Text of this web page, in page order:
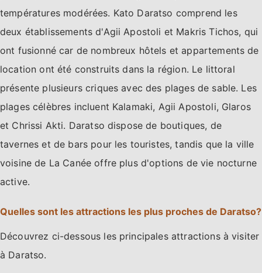
températures modérées. Kato Daratso comprend les
deux établissements d'Agii Apostoli et Makris Tichos, qui
ont fusionné car de nombreux hôtels et appartements de
location ont été construits dans la région. Le littoral
présente plusieurs criques avec des plages de sable. Les
plages célèbres incluent Kalamaki, Agii Apostoli, Glaros
et Chrissi Akti. Daratso dispose de boutiques, de
tavernes et de bars pour les touristes, tandis que la ville
voisine de La Canée offre plus d'options de vie nocturne
active.
Quelles sont les attractions les plus proches de Daratso?
Découvrez ci-dessous les principales attractions à visiter
à Daratso.